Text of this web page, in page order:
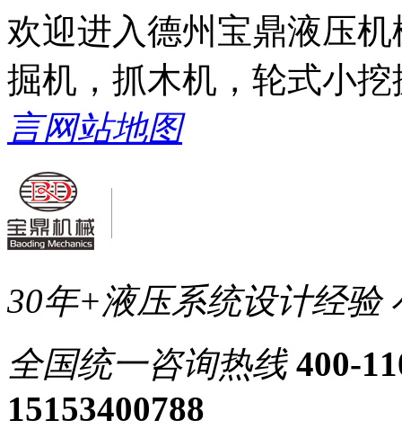
欢迎进入德州宝鼎液压
掘机，抓木机，轮式小
言网站地图
30年+液压系统设计经验
全国统一咨询热线 400-
15153400788